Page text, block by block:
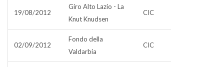
19/08/2012
Giro Alto Lazio - La
Knut Knudsen
CIC
02/09/2012
Fondo della
Valdarbia
CIC